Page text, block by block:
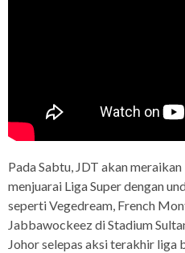
Pada Sabtu, JDT akan
menjuarai Liga Super dengan
seperti Vegedream, French
Jabbawockeez di Stadium
Johor selepas aksi terakhir liga